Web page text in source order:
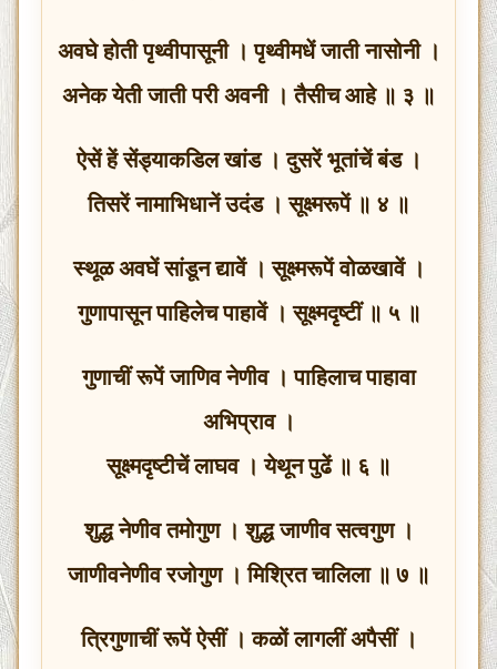
अवघे होती पृथ्वीपासूनी । पृथ्वीमधें जाती नासोनी ।
अनेक येती जाती परी अवनी । तैसीच आहे ॥ ३ ॥
ऐसें हें सेंड्याकडिल खांड । दुसरें भूतांचें बंड ।
तिसरें नामाभिधानें उदंड । सूक्ष्मरूपें ॥ ४ ॥
स्थूळ अवघें सांडून द्यावें । सूक्ष्मरूपें वोळखावें ।
गुणापासून पाहिलेच पाहावें । सूक्ष्मदृष्टीं ॥ ५ ॥
गुणाचीं रूपें जाणिव नेणीव । पाहिलाच पाहावा
अभिप्राव ।
सूक्ष्मदृष्टीचें लाघव । येथून पुढें ॥ ६ ॥
शुद्ध नेणीव तमोगुण । शुद्ध जाणीव सत्वगुण ।
जाणीवनेणीव रजोगुण । मिश्रित चालिला ॥ ७ ॥
त्रिगुणाचीं रूपें ऐसीं । कळों लागलीं अपैसीं ।